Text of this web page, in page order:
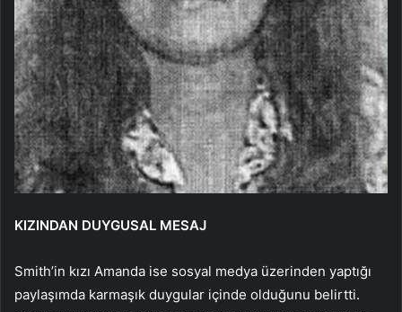
KIZINDAN DUYGUSAL MESAJ
Smith’in kızı Amanda ise sosyal medya üzerinden yaptığı
paylaşımda karmaşık duygular içinde olduğunu belirtti.